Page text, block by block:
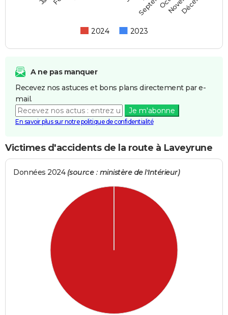
2024 2023
A ne pas manquer
Recevez nos astuces et bons plans directement par e-
mail.
Je m'abonne
En savoir plus sur notre politique de confidentialité
Victimes d'accidents de la route à Laveyrune
Données 2024 (source : ministère de l'Intérieur)